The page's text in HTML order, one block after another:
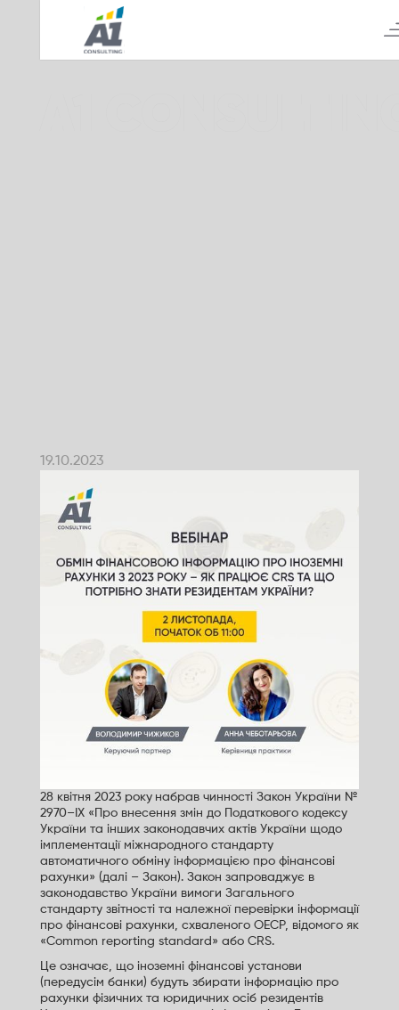
19.10.2023
28 квітня 2023 року набрав чинності Закон України №
2970–IX «Про внесення змін до Податкового кодексу
України та інших законодавчих актів України щодо
імплементації міжнародного стандарту
автоматичного обміну інформацією про фінансові
рахунки» (далі – Закон). Закон запроваджує в
законодавство України вимоги Загального
стандарту звітності та належної перевірки інформації
про фінансові рахунки, схваленого ОЕСР, відомого як
«Common reporting standard» або CRS.
Це означає, що іноземні фінансові установи
(передусім банки) будуть збирати інформацію про
рахунки фізичних та юридичних осіб резидентів